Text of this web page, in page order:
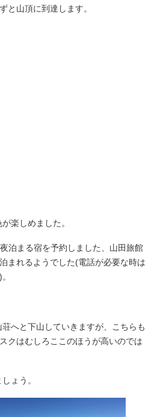
と山頂に到達します。
楽しめました。
泊まる宿を予約しました、山田旅館
まれるようでした(電話が必要な時は
へと下山していきますが、こちらも
クはむしろここのほうが高いのでは
ょう。